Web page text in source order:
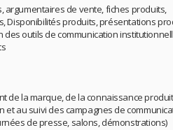
argumentaires de vente, fiches produits,
Disponibilités produits, présentations
des outils de communication
de la marque, de la connaissance
au suivi des campagnes de
de presse, salons, démonstrations)